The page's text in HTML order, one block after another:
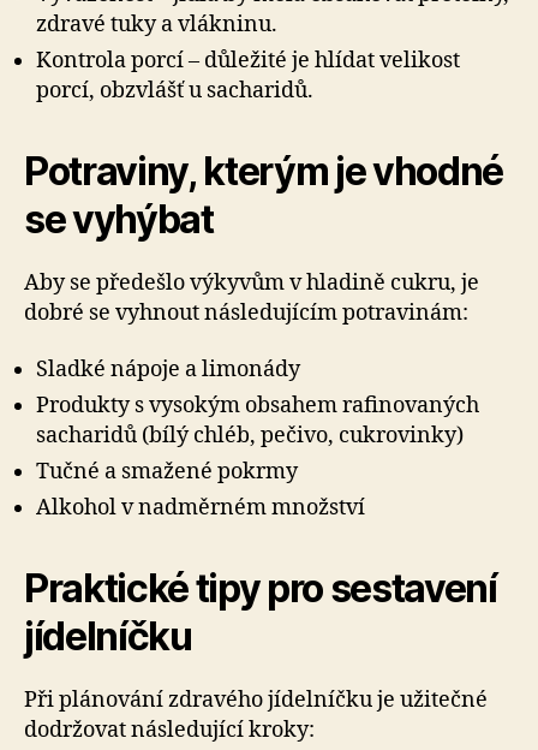
zdravé tuky a vlákninu.
Kontrola porcí – důležité je hlídat velikost
porcí, obzvlášť u sacharidů.
Potraviny, kterým je vhodné
se vyhýbat
Aby se předešlo výkyvům v hladině cukru, je
dobré se vyhnout následujícím potravinám:
Sladké nápoje a limonády
Produkty s vysokým obsahem rafinovaných
sacharidů (bílý chléb, pečivo, cukrovinky)
Tučné a smažené pokrmy
Alkohol v nadměrném množství
Praktické tipy pro sestavení
jídelníčku
Při plánování zdravého jídelníčku je užitečné
dodržovat následující kroky: